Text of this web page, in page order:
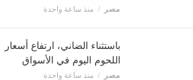
مصر منذ ساعة واحدة
باستثناء الضاني، ارتفاع أسعار
اللحوم اليوم في الأسواق
مصر منذ ساعة واحدة